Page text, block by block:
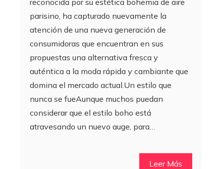
parisino, ha capturado nuevamente la
atención de una nueva generación de
consumidoras que encuentran en sus
propuestas una alternativa fresca y
auténtica a la moda rápida y cambiante que
domina el mercado actual.Un estilo que
nunca se fueAunque muchos puedan
considerar que el estilo boho está
atravesando un nuevo auge, para…
Leer Más